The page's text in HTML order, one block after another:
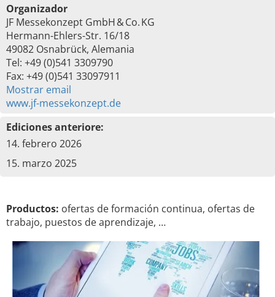
Organizador
JF Messekonzept GmbH & Co. KG
Hermann-Ehlers-Str. 16/18
49082 Osnabrück, Alemania
Tel: +49 (0)541 3309790
Fax: +49 (0)541 33097911
Mostrar email
www.jf-messekonzept.de
Ediciones anteriore:
14. febrero 2026
15. marzo 2025
Productos: ofertas de formación continua, ofertas de
trabajo, puestos de aprendizaje, …